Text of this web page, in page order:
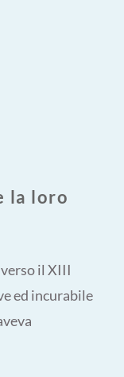
la loro
verso il XIII
ed incurabile